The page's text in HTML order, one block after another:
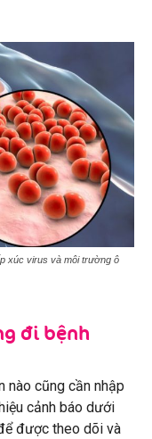
xúc virus và môi trường ô
đi bệnh
nào cũng cần nhập
cảnh báo dưới
được theo dõi và